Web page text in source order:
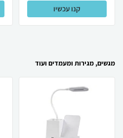
קנו עכשיו
מגשים, מגירות ומעמדים ועוד